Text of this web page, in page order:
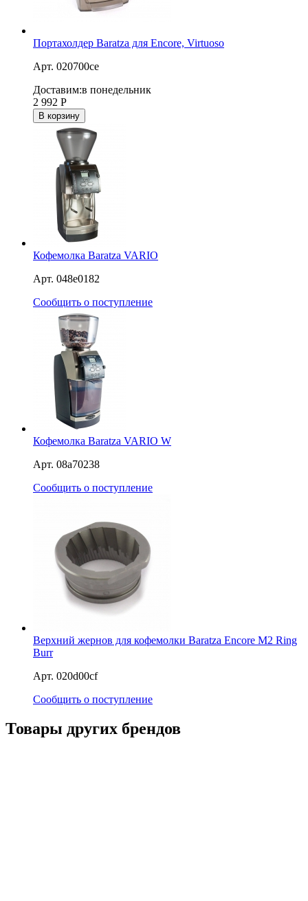
Портахолдер Baratza для Encore, Virtuoso
Арт. 020700ce
Доставим:в понедельник
2 992 Р
В корзину
Кофемолка Baratza VARIO
Арт. 048e0182
Сообщить о поступление
Кофемолка Baratza VARIO W
Арт. 08a70238
Сообщить о поступление
Верхний жернов для кофемолки Baratza Encore M2 Ring
Burr
Арт. 020d00cf
Сообщить о поступление
Товары других брендов